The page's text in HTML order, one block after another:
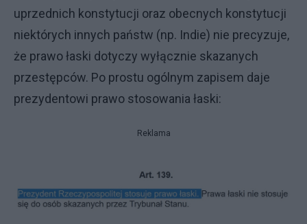
uprzednich konstytucji oraz obecnych konstytucji
niektórych innych państw (np. Indie) nie precyzuje,
że prawo łaski dotyczy wyłącznie skazanych
przestępców. Po prostu ogólnym zapisem daje
prezydentowi prawo stosowania łaski:
Reklama